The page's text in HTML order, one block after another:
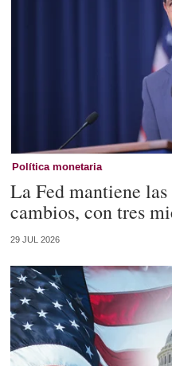
Política monetaria
La Fed mantiene
cambios, con tres
29 JUL 2026